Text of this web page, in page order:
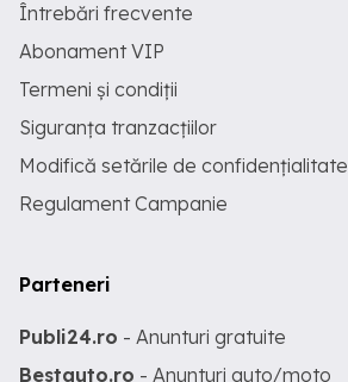
Întrebări frecvente
Abonament VIP
Termeni și condiții
Siguranța tranzacțiilor
Modifică setările de confidențialitate
Regulament Campanie
Parteneri
Publi24.ro - Anunturi gratuite
Bestauto.ro - Anunturi auto/moto